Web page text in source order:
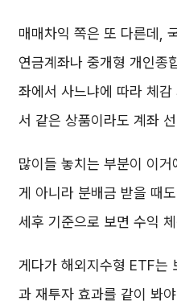
매매차익 쪽은 또 다른데,
연금계좌나 중개형 개인종
좌에서 사느냐에 따라 체
서 같은 상품이라도 계좌
많이들 놓치는 부분이 이
게 아니라 분배금 받을 때
세후 기준으로 보면 수익
게다가 해외지수형 ETF는
과 재투자 효과를 같이 봐